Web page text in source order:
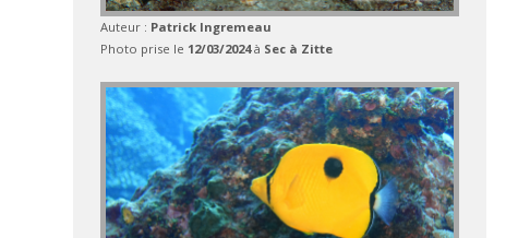
Auteur : Patrick Ingremeau
Photo prise le 12/03/2024à Sec à Zitte